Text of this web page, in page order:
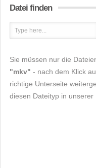
Datei finden
Sie müssen nur die
"mkv" - nach dem Klick
richtige Unterseite
diesen Dateityp in unserer